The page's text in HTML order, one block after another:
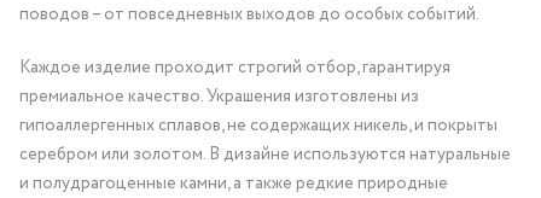
поводов – от повседневных выходов до особых событий.
Каждое изделие проходит строгий отбор, гарантируя
премиальное качество. Украшения изготовлены из
гипоаллергенных сплавов, не содержащих никель, и покрыты
серебром или золотом. В дизайне используются натуральные
и полудрагоценные камни, а также редкие природные